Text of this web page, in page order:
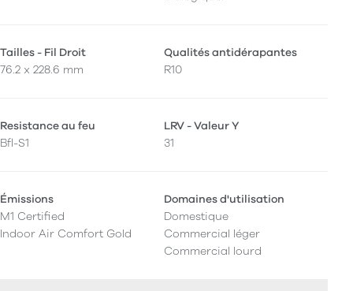
Tailles - Fil Droit
76.2 x 228.6 mm
Qualités antidérapantes
R10
Resistance au feu
Bfl-S1
LRV - Valeur Y
31
Émissions
M1 Certified
Indoor Air Comfort Gold
Domaines d'utilisation
Domestique
Commercial léger
Commercial lourd